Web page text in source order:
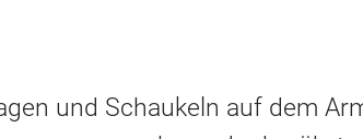
und Schaukeln auf dem